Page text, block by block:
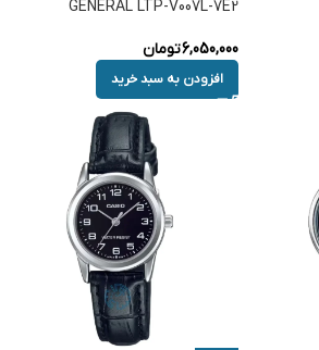
GENERAL LTP-V007L-7E2
6,050,000تومان
افزودن به سبد خرید